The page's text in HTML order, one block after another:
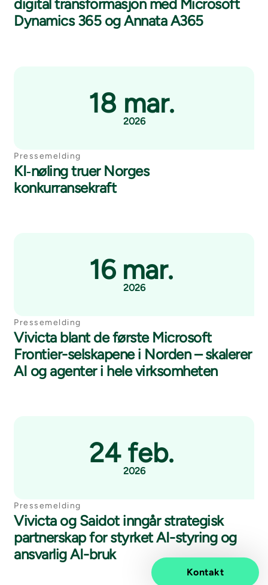
Kontakt
digital transformasjon med Microsoft
Dynamics 365 og Annata A365
18 mar.
2026
Pressemelding
KI‑nøling truer Norges
konkurransekraft
16 mar.
2026
Pressemelding
Vivicta blant de første Microsoft
Frontier-selskapene i Norden – skalerer
AI og agenter i hele virksomheten
24 feb.
2026
Pressemelding
Vivicta og Saidot inngår strategisk
partnerskap for styrket AI-styring og
ansvarlig AI-bruk